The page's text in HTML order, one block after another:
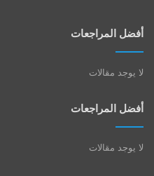
أفضل المراجعات
لا يوجد مقالات
أفضل المراجعات
لا يوجد مقالات